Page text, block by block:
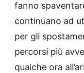
fanno
continuano ad
per gli
percorsi più
qualche ora